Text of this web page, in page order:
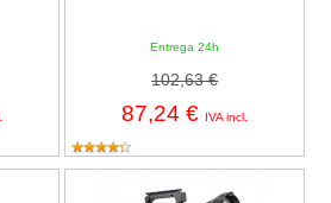
Entrega 24h
102,63 €
87,24 € IVA incl.